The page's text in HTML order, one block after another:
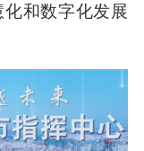
和数字化发展